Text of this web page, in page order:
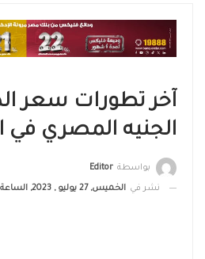
آخر تطورات سعر
الجنيه المصري في
بواسطة Editor
نشر في الخميس, 27 يوليو , 2023, الساعة 2:58 م